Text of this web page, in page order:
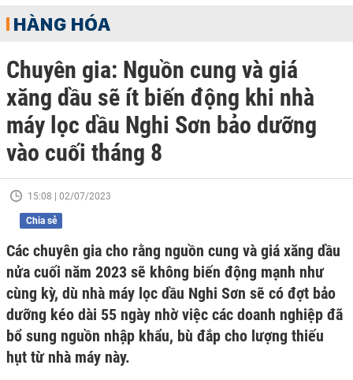
HÀNG HÓA
Chuyên gia: Nguồn cung và giá
xăng dầu sẽ ít biến động khi nhà
máy lọc dầu Nghi Sơn bảo dưỡng
vào cuối tháng 8
15:08 | 02/07/2023
Chia sẻ
Các chuyên gia cho rằng nguồn cung và giá xăng dầu
nửa cuối năm 2023 sẽ không biến động mạnh như
cùng kỳ, dù nhà máy lọc dầu Nghi Sơn sẽ có đợt bảo
dưỡng kéo dài 55 ngày nhờ việc các doanh nghiệp đã
bổ sung nguồn nhập khẩu, bù đắp cho lượng thiếu
hụt từ nhà máy này.